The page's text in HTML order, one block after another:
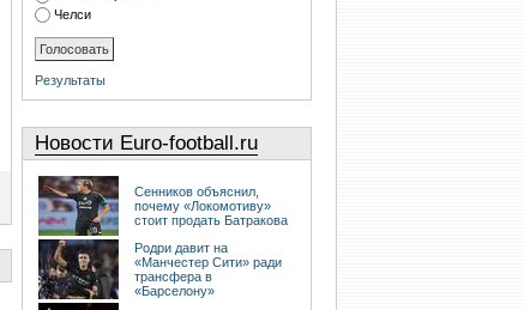
Челси
Результаты
Новости Euro-football.ru
Сенников объяснил,
почему «Локомотиву»
стоит продать Батракова
Родри давит на
«Манчестер Сити» ради
трансфера в
«Барселону»